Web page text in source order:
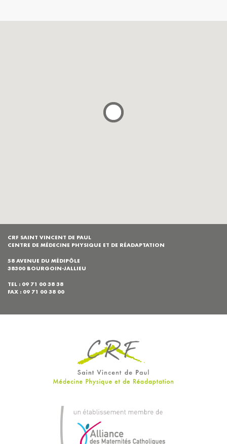
CRF SAINT VINCENT DE PAUL
CENTRE DE MÉDECINE PHYSIQUE ET DE RÉADAPTATION
58 AVENUE DU MÉDIPÔLE
38300 BOURGOIN-JALLIEU
TEL : 09 71 00 38 38
FAX : 09 71 00 38 00